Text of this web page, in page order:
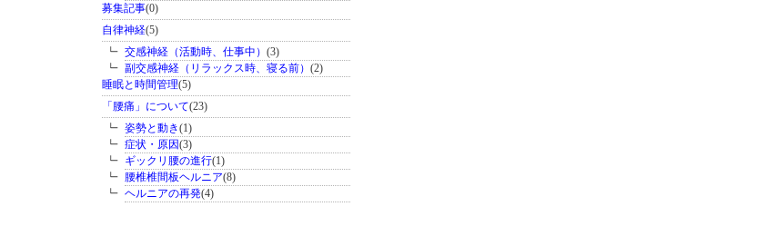
募集記事(0)
自律神経(5)
交感神経（活動時、仕事中） (3)
副交感神経（リラックス時、寝る前） (2)
睡眠と時間管理(5)
「腰痛」について(23)
姿勢と動き(1)
症状・原因(3)
ギックリ腰の進行(1)
腰椎椎間板ヘルニア(8)
ヘルニアの再発(4)